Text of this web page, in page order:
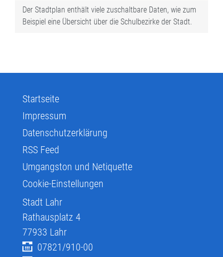
Der Stadtplan enthält viele zuschaltbare Daten, wie zum
Beispiel eine Übersicht über die Schulbezirke der Stadt.
Startseite
Impressum
Datenschutzerklärung
RSS Feed
Umgangston und Netiquette
Cookie-Einstellungen
Stadt Lahr
Rathausplatz 4
77933 Lahr
07821/910-00